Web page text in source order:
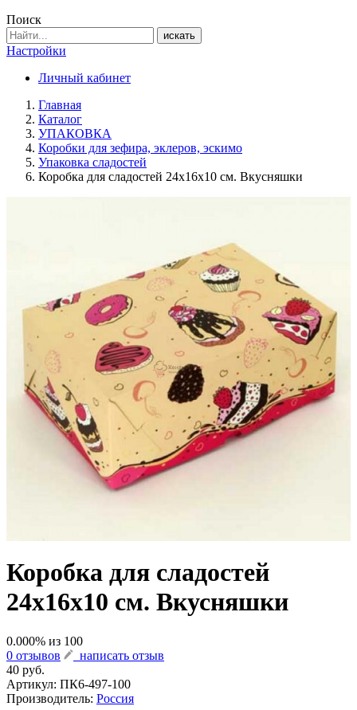
Поиск
искать
Настройки
Личный кабинет
Главная
Каталог
УПАКОВКА
Коробки для зефира, эклеров, эскимо
Упаковка сладостей
Коробка для сладостей 24х16х10 см. Вкусняшки
Коробка для сладостей
24х16х10 см. Вкусняшки
0.000% из 100
0 отзывов
написать отзыв
40 руб.
Артикул: ПК6-497-100
Производитель: Россия